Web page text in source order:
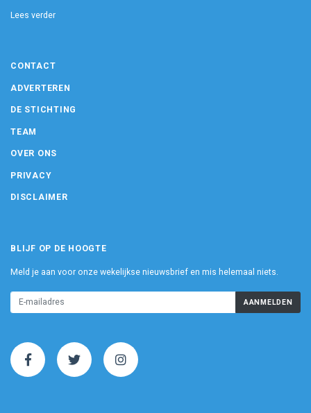
Lees verder
CONTACT
ADVERTEREN
DE STICHTING
TEAM
OVER ONS
PRIVACY
DISCLAIMER
BLIJF OP DE HOOGTE
Meld je aan voor onze wekelijkse nieuwsbrief en mis helemaal niets.
AANMELDEN